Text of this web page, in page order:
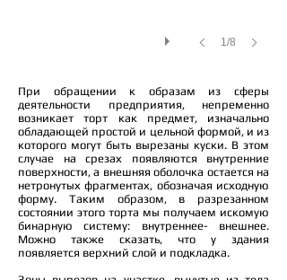
1/8
При обращении к образам из сферы
деятельности предприятия, непременно
возникает торт как предмет, изначально
обладающей простой и цельной формой, и из
которого могут быть вырезаны куски. В этом
случае на срезах появляются внутренние
поверхности, а внешняя оболочка остается на
нетронутых фрагментах, обозначая исходную
форму. Таким образом, в разрезанном
состоянии этого торта мы получаем искомую
бинарную систему: внутреннее- внешнее.
Можно также сказать, что у здания
появляется верхний слой и подкладка.